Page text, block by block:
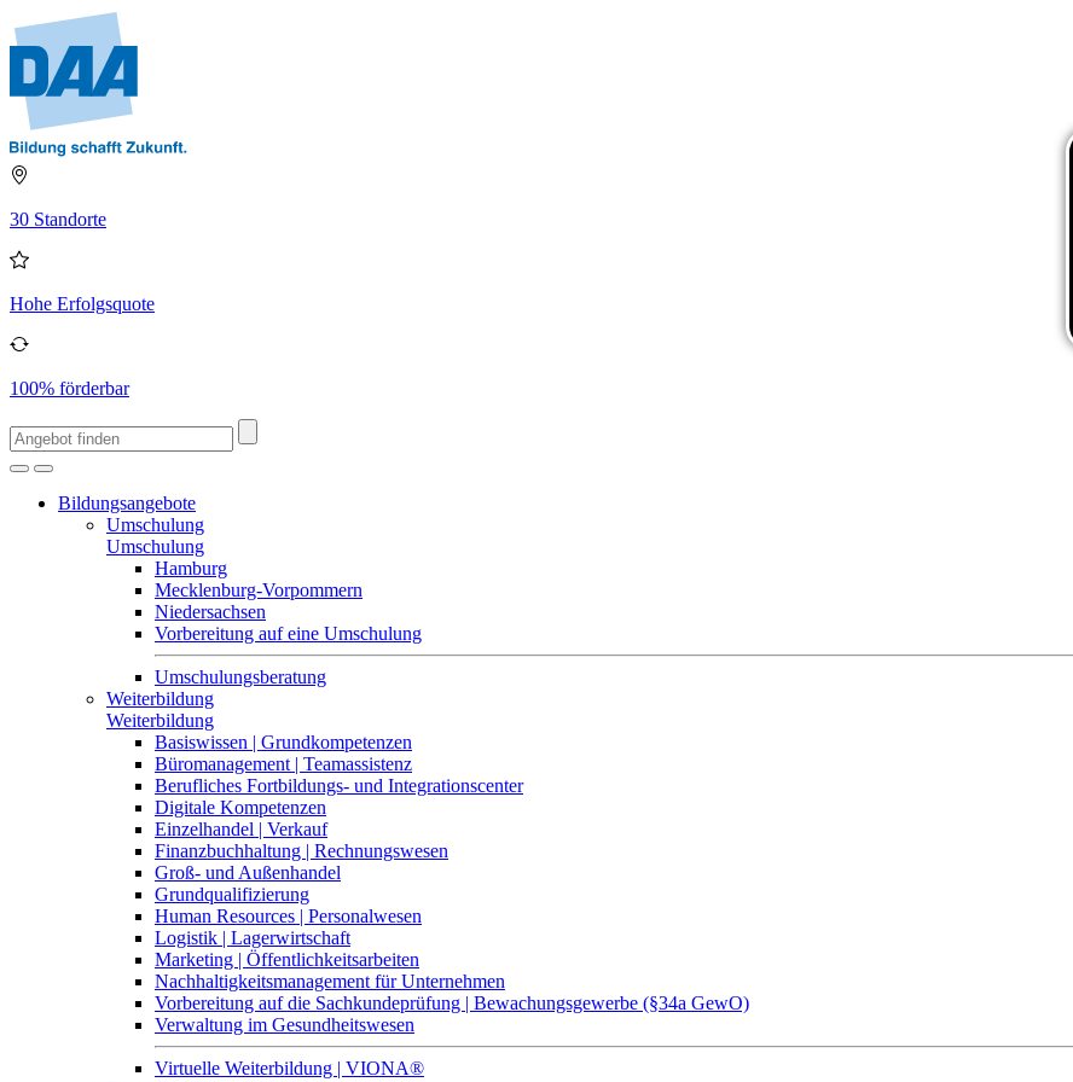
30 Standorte
Hohe Erfolgsquote
100% förderbar
Bildungsangebote
Umschulung
Umschulung
Hamburg
Mecklenburg-Vorpommern
Niedersachsen
Vorbereitung auf eine Umschulung
Umschulungsberatung
Weiterbildung
Weiterbildung
Basiswissen | Grundkompetenzen
Büromanagement | Teamassistenz
Berufliches Fortbildungs- und Integrationscenter
Digitale Kompetenzen
Einzelhandel | Verkauf
Finanzbuchhaltung | Rechnungswesen
Groß- und Außenhandel
Grundqualifizierung
Human Resources | Personalwesen
Logistik | Lagerwirtschaft
Marketing | Öffentlichkeitsarbeiten
Nachhaltigkeitsmanagement für Unternehmen
Vorbereitung auf die Sachkundeprüfung | Bewachungsgewerbe (§34a GewO)
Verwaltung im Gesundheitswesen
Virtuelle Weiterbildung | VIONA®